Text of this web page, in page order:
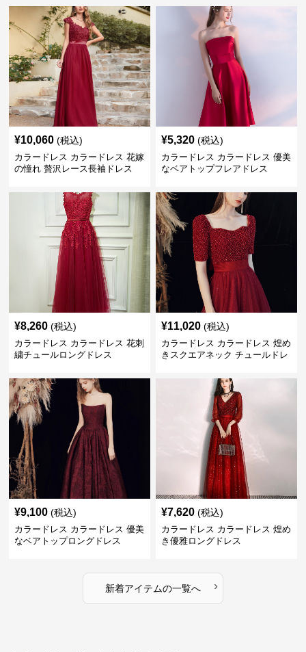
¥10,060 (税込)
カラードレス カラードレス 花嫁
の憧れ 贅沢レース長袖ドレス
¥5,320 (税込)
カラードレス カラードレス 優美
なベアトップフレアドレス
¥8,260 (税込)
カラードレス カラードレス 花刺
繍チュールロングドレス
¥11,020 (税込)
カラードレス カラードレス 煌め
きスクエアネック チュールドレ
¥9,100 (税込)
カラードレス カラードレス 優美
なベアトップロングドレス
¥7,620 (税込)
カラードレス カラードレス 煌め
き優雅ロングドレス
新着アイテムの一覧へ ›